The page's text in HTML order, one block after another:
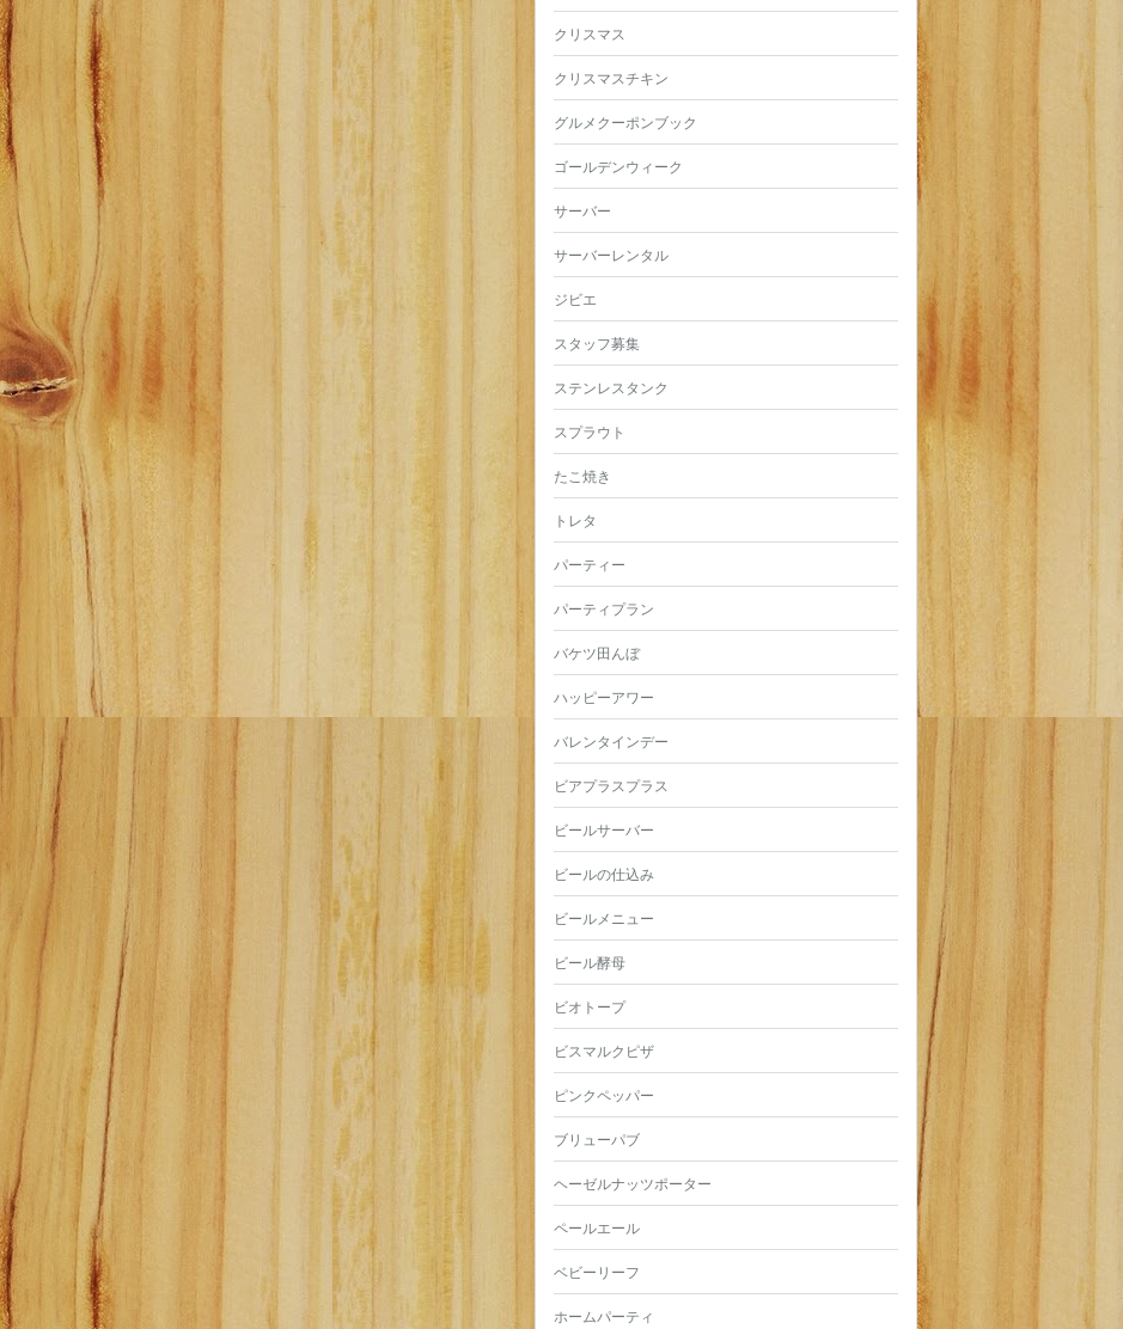
クリスマス
クリスマスチキン
グルメクーポンブック
ゴールデンウィーク
サーバー
サーバーレンタル
ジビエ
スタッフ募集
ステンレスタンク
スプラウト
たこ焼き
トレタ
パーティー
パーティプラン
バケツ田んぼ
ハッピーアワー
バレンタインデー
ビアプラスプラス
ビールサーバー
ビールの仕込み
ビールメニュー
ビール酵母
ビオトープ
ビスマルクピザ
ピンクペッパー
ブリューパブ
ヘーゼルナッツポーター
ペールエール
ベビーリーフ
ホームパーティ